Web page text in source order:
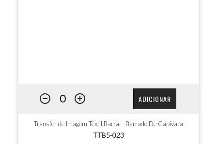
ADICIONAR
Transfer de Imagem Têxtil Barra – Barrado De Capivara
TTB5-023